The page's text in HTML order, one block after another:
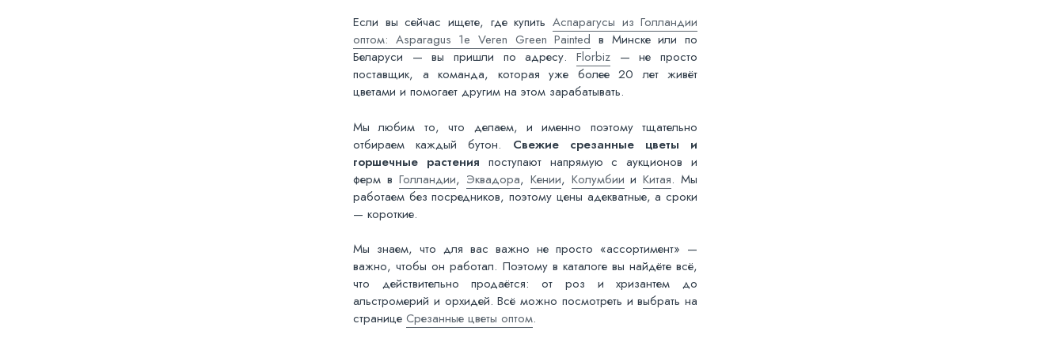
Если вы сейчас ищете, где купить Аспарагусы из Голландии
оптом: Asparagus 1e Veren Green Painted в Минске или по
Беларуси — вы пришли по адресу.Florbiz — не просто
поставщик, а команда, которая уже более 20 лет живёт
цветами и помогает другим на этом зарабатывать.
Мы любим то, что делаем, и именно поэтому тщательно
отбираем каждый бутон. Свежие срезанные цветы и
горшечные растения поступают напрямую с аукционов и
ферм в Голландии, Эквадора, Кении, Колумбии иКитая. Мы
работаем без посредников, поэтому цены адекватные, а сроки
— короткие.
Мы знаем, что для вас важно не просто «ассортимент» —
важно, чтобы он работал. Поэтому в каталоге вы найдёте всё,
что действительно продаётся: от роз и хризантем до
альстромерий и орхидей. Всё можно посмотреть и выбрать на
странице Срезанные цветы оптом.